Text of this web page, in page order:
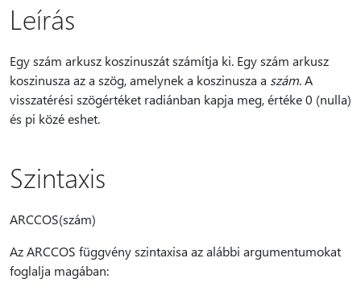
Leírás
Egy szám arkusz koszinuszát számítja ki. Egy szám arkusz
koszinusza az a szög, amelynek a koszinusza a szám. A
visszatérési szögértéket radiánban kapja meg, értéke 0 (nulla)
és pi közé eshet.
Szintaxis
ARCCOS(szám)
Az ARCCOS függvény szintaxisa az alábbi argumentumokat
foglalja magában: